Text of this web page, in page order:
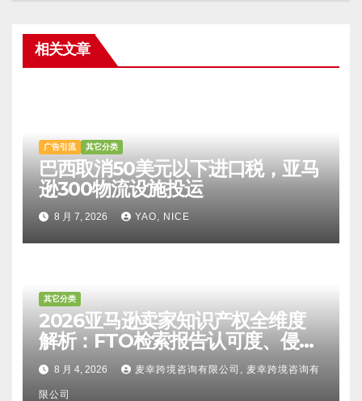
相关文章
广告引流 其它分类
巴西取消50美元以下进口税，亚马
逊300物流设施投运
8 月 7, 2026 YAO, NICE
其它分类
2026亚马逊卖家知识产权全维度
解析：FTO检索报告认可度、侵权
比对区别、TRO应诉方法及服务商
甄选避坑全攻略
8 月 4, 2026 麦幸跨境咨询有限公司, 麦幸跨境咨询有
限公司